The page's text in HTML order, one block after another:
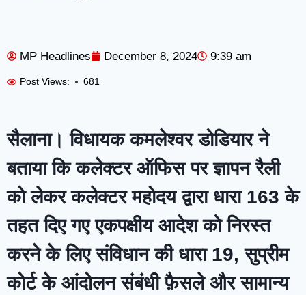
MP Headlines December 8, 2024 9:39 am
Post Views: 681
सैलाना। विधायक कमलेश्वर डोडियार ने
बताया कि कलेक्टर ऑफिस पर ज्ञापन रैली
को लेकर कलेक्टर महोदय द्वारा धारा 163 के
तहत दिए गए एकपक्षीय आदेश को निरस्त
करने के लिए संविधान की धारा 19, सुप्रीम
कोर्ट के आंदोलन संबंधी फ़ैसले और सामान्य